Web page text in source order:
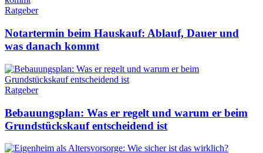
Ratgeber
Notartermin beim Hauskauf: Ablauf, Dauer und
was danach kommt
Ratgeber
Bebauungsplan: Was er regelt und warum er beim
Grundstückskauf entscheidend ist